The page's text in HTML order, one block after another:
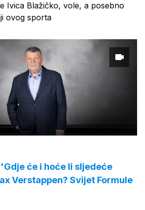
Ivica Blažičko, vole, a posebno
ovog sporta
će i hoće li sljedeće
Verstappen? Svijet Formule